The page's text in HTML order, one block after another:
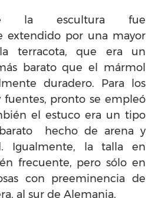
la escultura fue
extendido por una mayor
terracota, que era un
barato que el mármol
duradero. Para los
fuentes, pronto se empleó
el estuco era un tipo
hecho de arena y
Igualmente, la talla en
frecuente, pero sólo en
con preeminencia de
al sur de Alemania.